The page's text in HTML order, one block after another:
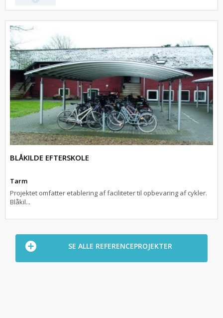
BLÅKILDE EFTERSKOLE
Tarm
Projektet omfatter etablering af faciliteter til opbevaring af cykler.
Blåkil...
SE ALLE REFERENCEPROJEKTER